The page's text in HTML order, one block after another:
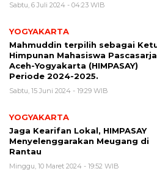
Sabtu, 6 Juli 2024 - 04:23 WIB
YOGYAKARTA
Mahmuddin terpilih sebagai
Himpunan Mahasiswa
Aceh-Yogyakarta (HIMPASAY)
Periode 2024-2025.
Sabtu, 15 Juni 2024 - 19:29 WIB
YOGYAKARTA
Jaga Kearifan Lokal, HIMPASAY
Menyelenggarakan Meugang di
Rantau
Minggu, 10 Maret 2024 - 19:52 WIB